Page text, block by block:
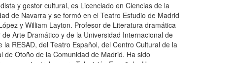
y gestor cultural, es Licenciado en Ciencias de la
de Navarra y se formó en el Teatro Estudio de Madrid
y William Layton. Profesor de Literatura dramática
Arte Dramático y de la Universidad Internacional de
la RESAD, del Teatro Español, del Centro Cultural de la
de Otoño de la Comunidad de Madrid. Ha sido